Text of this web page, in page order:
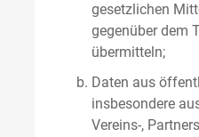
gesetzlichen
gegenüber dem
übermitteln;
Daten aus
insbesondere
Vereins-,